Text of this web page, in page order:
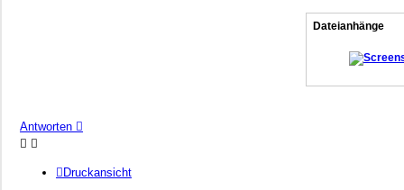
Dateianhänge
Antworten
Druckansicht